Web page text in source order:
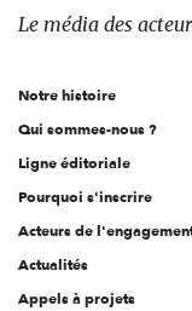
des
l'engagement
Le média des
Notre histoire
Qui sommes-nous ?
Ligne éditoriale
Pourquoi s'inscrire
Acteurs de
Actualités
Appels à projets